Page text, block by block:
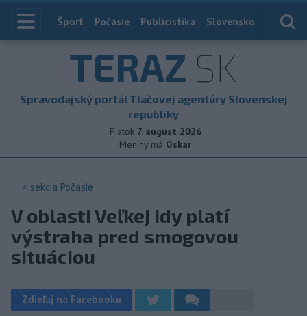
Index
Šport Počasie Publicistika Slovensko
TERAZ.SK
Spravodajský portál Tlačovej agentúry Slovenskej
republiky
Piatok 7. august 2026
Meniny má Oskar
< sekcia Počasie
V oblasti Veľkej Idy platí
výstraha pred smogovou
situáciou
Zdieľaj na Facebooku